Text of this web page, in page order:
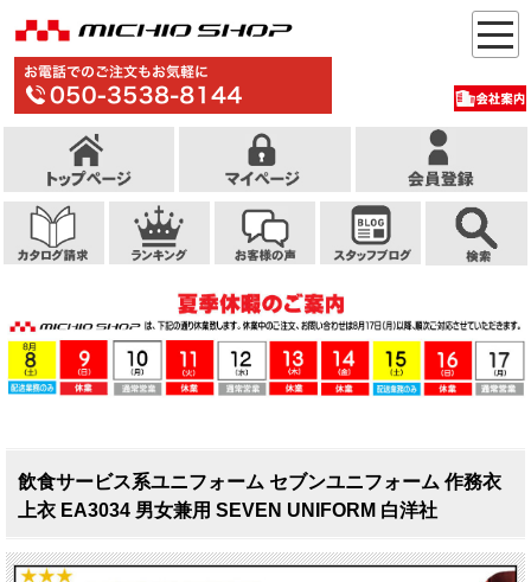
飲食サービス系ユニフォーム セブンユニフォーム 作務衣
上衣 EA3034 男女兼用 SEVEN UNIFORM 白洋社